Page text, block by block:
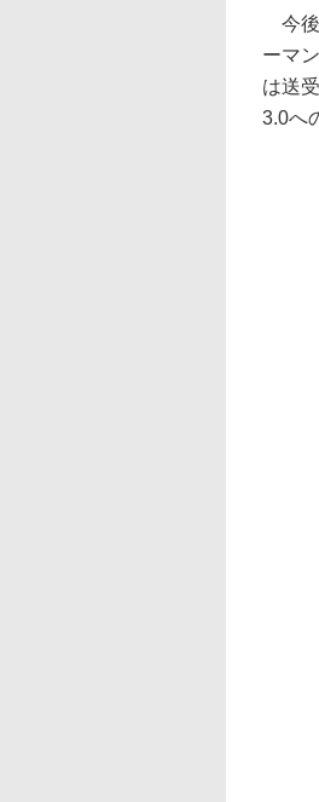
今後
ーマ
は送
3.0へ